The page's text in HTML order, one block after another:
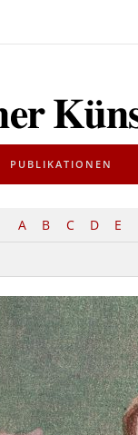
PUBLIKATIONEN
A B C D E